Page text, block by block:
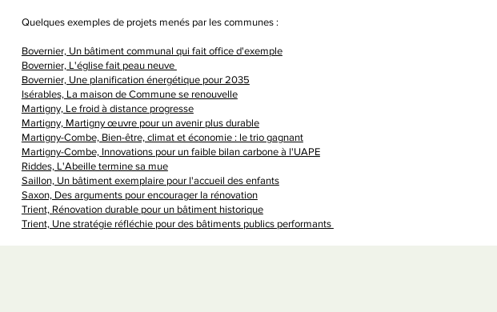
Quelques exemples de projets menés par les communes :
Bovernier, Un bâtiment communal qui fait office d'exemple
Bovernier, L'église fait peau neuve
Bovernier, Une planification énergétique pour 2035
Isérables, La maison de Commune se renouvelle
Martigny, Le froid à distance progresse
Martigny, Martigny œuvre pour un avenir plus durable
Martigny-Combe, Bien-être, climat et économie : le trio gagnant
Martigny-Combe, Innovations pour un faible bilan carbone à l'UAPE
Riddes, L'Abeille termine sa mue
Saillon, Un bâtiment exemplaire pour l'accueil des enfants
Saxon, Des arguments pour encourager la rénovation
Trient, Rénovation durable pour un bâtiment historique
Trient, Une stratégie réfléchie pour des bâtiments publics performants